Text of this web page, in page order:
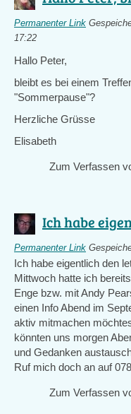
Permanenter Link
17:22
Hallo Peter,
bleibt es bei einem
"Sommerpause"?
Herzliche Grüsse
Elisabeth
Zum Verfassen
Ich habe
Permanenter Link
Ich habe eigentlich den
Mittwoch hatte ich
Enge bzw. mit Andy
einen Info Abend im
aktiv mitmachen
könnten uns morgen
und Gedanken
Ruf mich doch an auf
Zum Verfassen